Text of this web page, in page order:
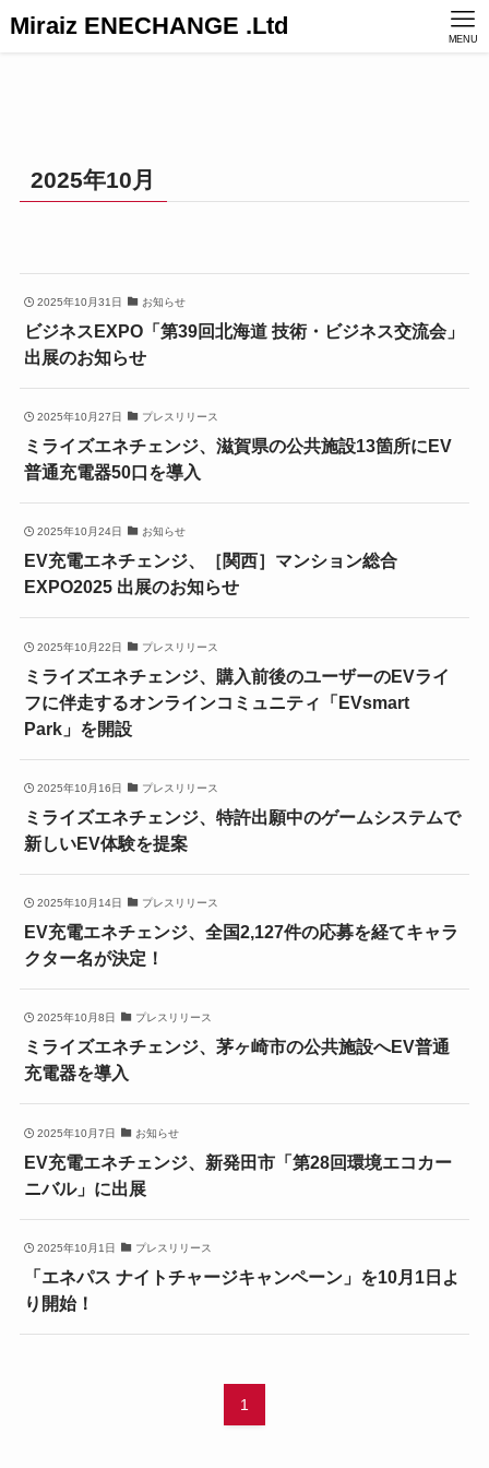
Miraiz ENECHANGE .Ltd MENU
2025年10月
2025年10月31日 お知らせ
ビジネスEXPO「第39回北海道 技術・ビジネス交流会」
出展のお知らせ
2025年10月27日 プレスリリース
ミライズエネチェンジ、滋賀県の公共施設13箇所にEV
普通充電器50口を導入
2025年10月24日 お知らせ
EV充電エネチェンジ、［関西］マンション総合
EXPO2025 出展のお知らせ
2025年10月22日 プレスリリース
ミライズエネチェンジ、購入前後のユーザーのEVライ
フに伴走するオンラインコミュニティ「EVsmart
Park」を開設
2025年10月16日 プレスリリース
ミライズエネチェンジ、特許出願中のゲームシステムで
新しいEV体験を提案
2025年10月14日 プレスリリース
EV充電エネチェンジ、全国2,127件の応募を経てキャラ
クター名が決定！
2025年10月8日 プレスリリース
ミライズエネチェンジ、茅ヶ崎市の公共施設へEV普通
充電器を導入
2025年10月7日 お知らせ
EV充電エネチェンジ、新発田市「第28回環境エコカー
ニバル」に出展
2025年10月1日 プレスリリース
「エネパス ナイトチャージキャンペーン」を10月1日よ
り開始！
1